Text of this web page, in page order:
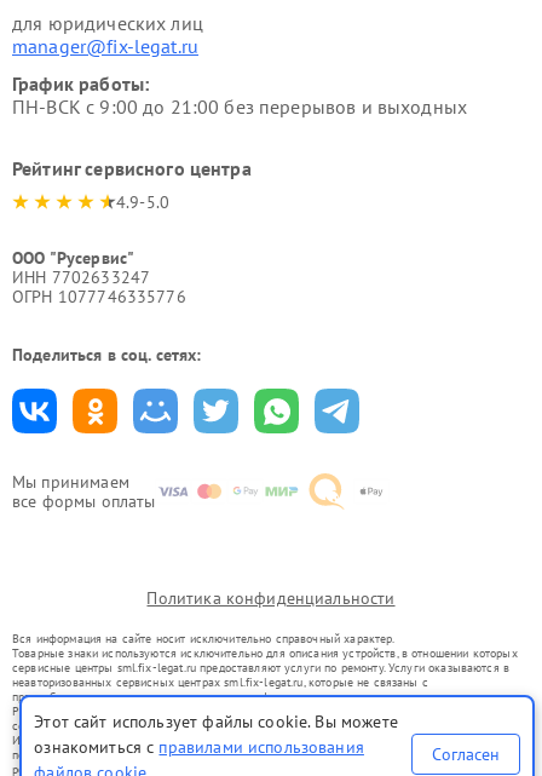
Мы принимаем
все формы оплаты
для юридических лиц
manager@fix-legat.ru
График работы:
ПН-ВСК с 9:00 до 21:00 без перерывов и выходных
Рейтинг сервисного центра
4.9-5.0
ООО "Русервис"
ИНН 7702633247
ОГРН 1077746335776
Поделиться в соц. сетях:
Политика конфиденциальности
Вся информация на сайте носит исключительно справочный характер.
Товарные знаки используются исключительно для описания устройств, в отношении которых
сервисные центры sml.fix-legat.ru предоставляют услуги по ремонту. Услуги оказываются в
неавторизованных сервисных центрах sml.fix-legat.ru, которые не связаны с
правообладателями товарных знаков или их официальными представителями.
Ремонт осуществляется для устройств, уже введенных в гражданский оборот в соответствии
со статьей 1487 ГК РФ.
Использование товарных знаков не преследует цели индивидуализации услуг или введения
потребителей в заблуждение, а служит для информирования о предоставляемых услугах по
ремонту техники указанных брендов.
Этот сайт использует файлы cookie. Вы можете
ознакомиться с правилами использования
Согласен